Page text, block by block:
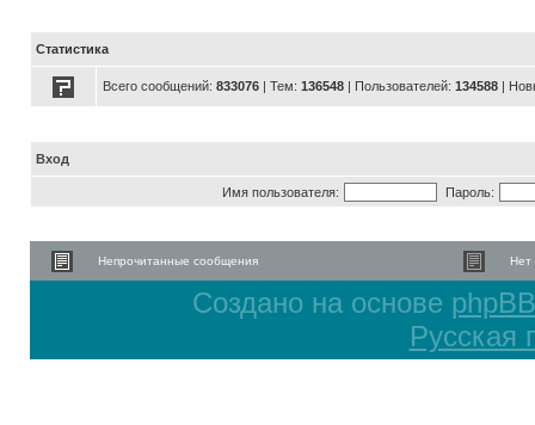
Статистика
Всего сообщений: 833076 | Тем: 136548 | Пользователей: 134588 |
Вход
Имя пользователя: Пароль:
Непрочитанные сообщения Нет
Создано на основе phpBB
Русская